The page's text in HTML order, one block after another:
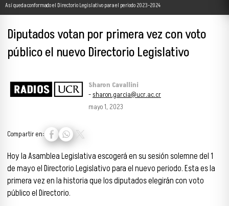
Así queda conformado el Directorio Legislativo para el periodo 2023-2024
Diputados votan por primera vez con voto
público el nuevo Directorio Legislativo
Sharon Cavallini
-sharon.garcia@ucr.ac.cr
mayo 1, 2023
Compartir en:
Hoy la Asamblea Legislativa escogerá en su sesión solemne del 1
de mayo el Directorio Legislativo para el nuevo periodo. Esta es la
primera vez en la historia que los diputados elegirán con voto
público el Directorio.